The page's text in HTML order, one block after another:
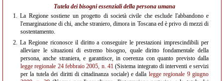
Tutela dei bisogni essenziali della persona umana
1.La Regione sostiene un progetto di società civile che esclude l'abbandono e
l'emarginazione di chi, anche straniero, dimora in Toscana ed è privo di mezzi di
sostentamento.
2. La Regione riconosce il diritto a conseguire le prestazioni imprescindibili per
alleviare le situazioni di estremo bisogno, quale diritto fondamentale della
persona, anche straniera, e garantisce, in coerenza con quanto previsto dalla
legge regionale 24 febbraio 2005, n. 41 (Sistema integrato di interventi e servizi
per la tutela dei diritti di cittadinanza sociale) e dalla legge regionale 9 giugno